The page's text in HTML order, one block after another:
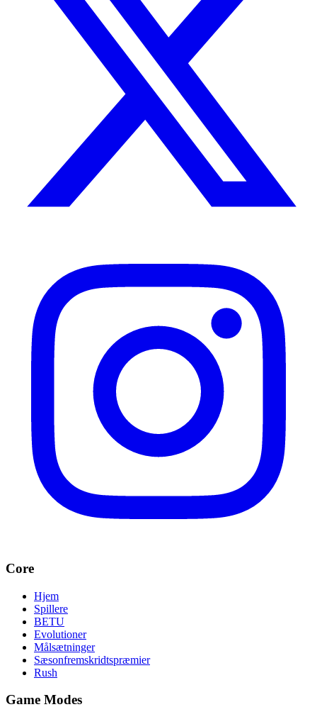
Core
Hjem
Spillere
BETU
Evolutioner
Målsætninger
Sæsonfremskridtspræmier
Rush
Game Modes